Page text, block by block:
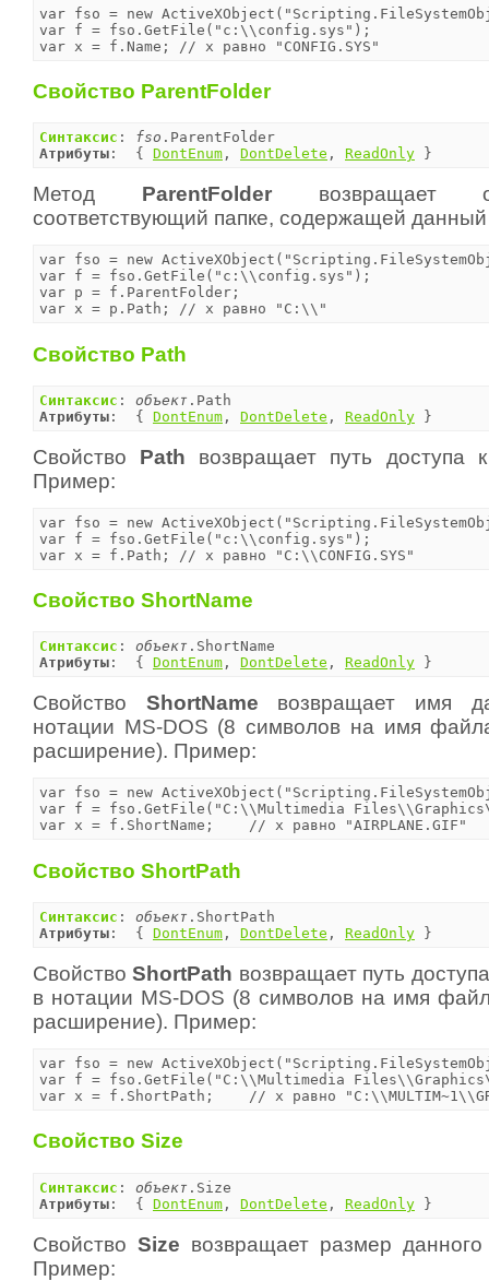
var fso = new
var f = fso.GetFile("c:\\config.sys");
var x = f.Name;	// x равно "CONFIG.SYS"
Свойство ParentFolder
Синтаксис : fso
Атрибуты :  { DontEnum , DontDelete , ReadOnly }
Метод ParentFolderвозвращает
соответствующий папке, содержащей
var fso = new
var f = fso.GetFile("c:\\config.sys");
var p = f.ParentFolder;
Свойство Path
Синтаксис : объект
Атрибуты :  { DontEnum , DontDelete , ReadOnly }
Свойство Path возвращает путь доступа
Пример:
var fso = new
var f = fso.GetFile("c:\\config.sys");
var x = f.Path;	// x равно "C:\\CONFIG.SYS"
Свойство ShortName
Синтаксис : объект
Атрибуты :  { DontEnum , DontDelete , ReadOnly }
Свойство ShortName возвращает имя
нотации MS-DOS (8 символов на имя
расширение). Пример:
var fso = new
var f = fso.GetFile("C:\\Multimedia
var x = f.ShortName;	// x равно "AIRPLANE.GIF"
Свойство ShortPath
Синтаксис : объект
Атрибуты :  { DontEnum , DontDelete , ReadOnly }
СвойствоShortPath возвращает путь
в нотации MS-DOS (8 символов на имя
расширение). Пример:
var fso = new
var f = fso.GetFile("C:\\Multimedia
var x = f.ShortPath;	// x равно
Свойство Size
Синтаксис : объект
Атрибуты :  { DontEnum , DontDelete , ReadOnly }
Свойство Size возвращает размер
Пример: